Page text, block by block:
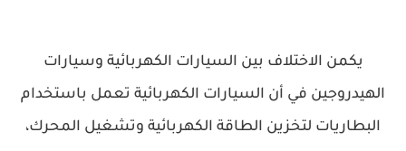
يكمن الاختلاف بين السيارات الكهربائية وسيارات
الهيدروجين في أن السيارات الكهربائية تعمل باستخدام
البطاريات لتخزين الطاقة الكهربائية وتشغيل المحرك،